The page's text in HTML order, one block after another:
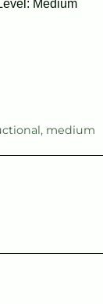
Medium
, medium